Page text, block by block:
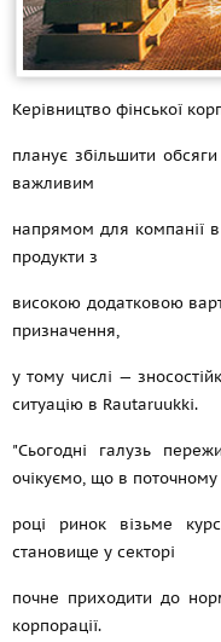
Керівництво фінської
планує збільшити
важливим
напрямом для компанії
продукти з
високою додатковою
призначення,
у тому числі —
ситуацію в Rautaruukki.
"Сьогодні галузь
очікуємо, що в поточному
році ринок візьме
становище у секторі
почне приходити до
корпорації.